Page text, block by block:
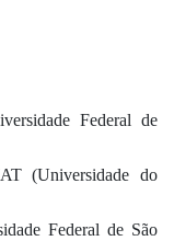
Federal de
(Universidade do
Federal de São